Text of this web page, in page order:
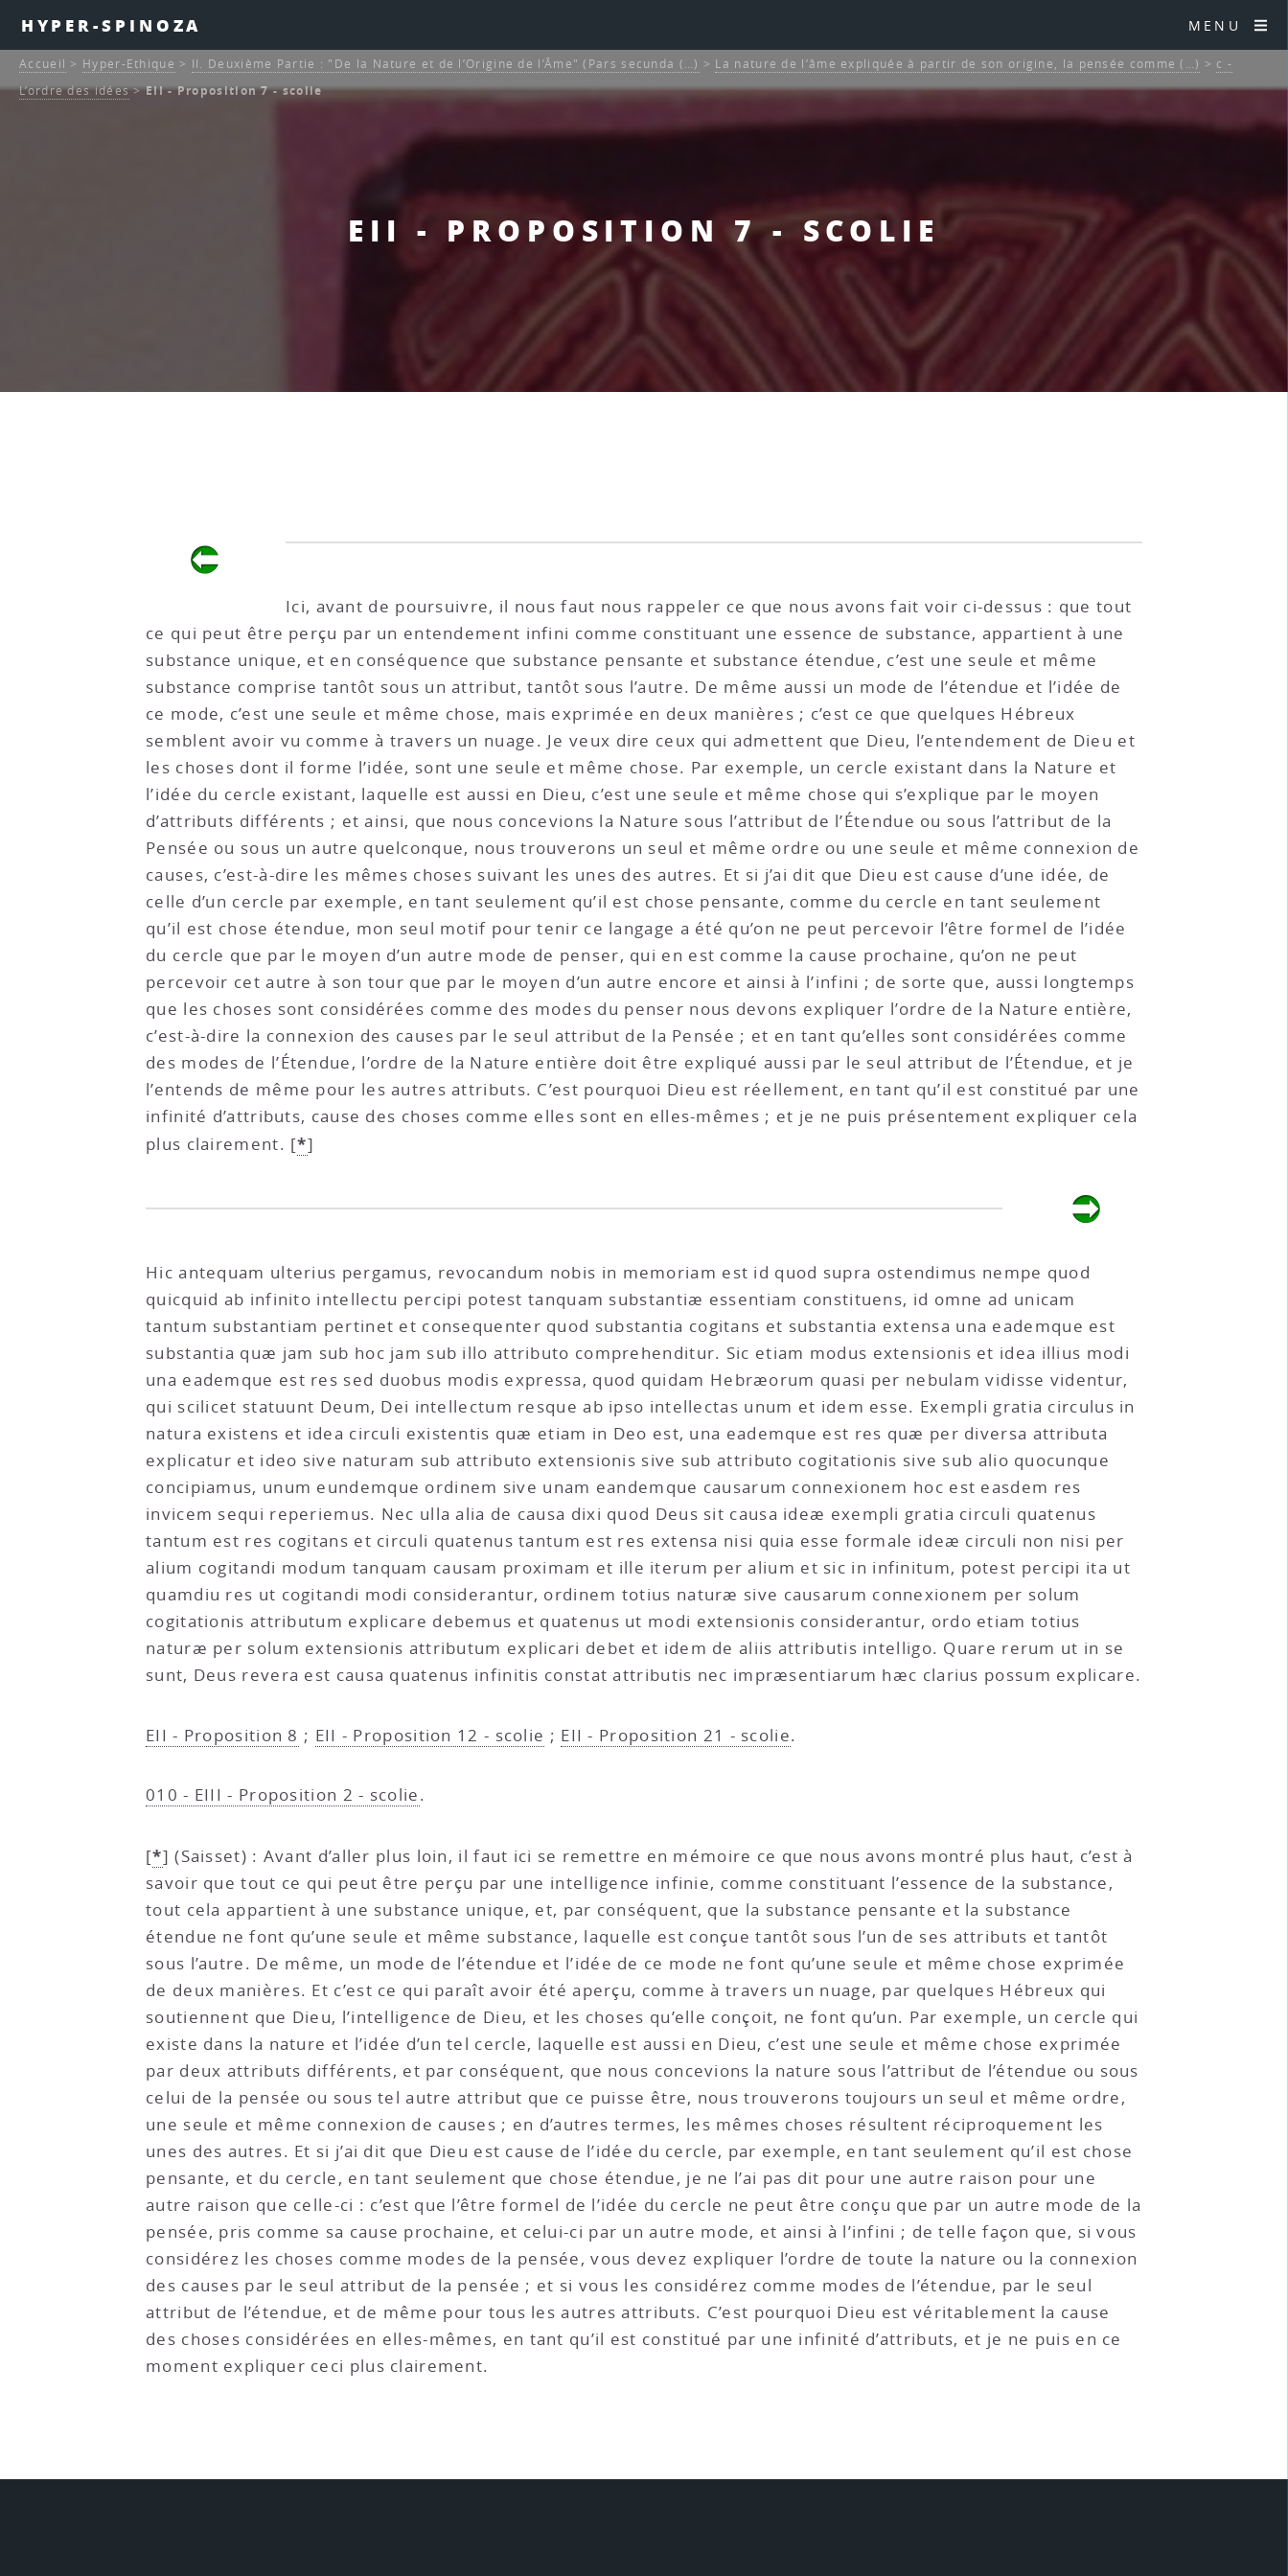
HYPER-SPINOZA MENU
EII - PROPOSITION 7 - SCOLIE
Accueil > Hyper-Ethique > II. Deuxième Partie : "De la Nature et de l’Origine de l’Âme" (Pars secunda (…) > La nature de l’âme expliquée à partir de son origine, la pensée comme (…) > c -
L’ordre des idées>EII - Proposition 7 - scolie
Ici, avant de poursuivre, il nous faut nous rappeler ce que nous avons fait voir ci-dessus : que tout
ce qui peut être perçu par un entendement infini comme constituant une essence de substance, appartient à une
substance unique, et en conséquence que substance pensante et substance étendue, c’est une seule et même
substance comprise tantôt sous un attribut, tantôt sous l’autre. De même aussi un mode de l’étendue et l’idée de
ce mode, c’est une seule et même chose, mais exprimée en deux manières ; c’est ce que quelques Hébreux
semblent avoir vu comme à travers un nuage. Je veux dire ceux qui admettent que Dieu, l’entendement de Dieu et
les choses dont il forme l’idée, sont une seule et même chose. Par exemple, un cercle existant dans la Nature et
l’idée du cercle existant, laquelle est aussi en Dieu, c’est une seule et même chose qui s’explique par le moyen
d’attributs différents ; et ainsi, que nous concevions la Nature sous l’attribut de l’Étendue ou sous l’attribut de la
Pensée ou sous un autre quelconque, nous trouverons un seul et même ordre ou une seule et même connexion de
causes, c’est-à-dire les mêmes choses suivant les unes des autres. Et si j’ai dit que Dieu est cause d’une idée, de
celle d’un cercle par exemple, en tant seulement qu’il est chose pensante, comme du cercle en tant seulement
qu’il est chose étendue, mon seul motif pour tenir ce langage a été qu’on ne peut percevoir l’être formel de l’idée
du cercle que par le moyen d’un autre mode de penser, qui en est comme la cause prochaine, qu’on ne peut
percevoir cet autre à son tour que par le moyen d’un autre encore et ainsi à l’infini ; de sorte que, aussi longtemps
que les choses sont considérées comme des modes du penser nous devons expliquer l’ordre de la Nature entière,
c’est-à-dire la connexion des causes par le seul attribut de la Pensée ; et en tant qu’elles sont considérées comme
des modes de l’Étendue, l’ordre de la Nature entière doit être expliqué aussi par le seul attribut de l’Étendue, et je
l’entends de même pour les autres attributs. C’est pourquoi Dieu est réellement, en tant qu’il est constitué par une
infinité d’attributs, cause des choses comme elles sont en elles-mêmes ; et je ne puis présentement expliquer cela
plus clairement. [*]
Hic antequam ulterius pergamus, revocandum nobis in memoriam est id quod supra ostendimus nempe quod
quicquid ab infinito intellectu percipi potest tanquam substantiæ essentiam constituens, id omne ad unicam
tantum substantiam pertinet et consequenter quod substantia cogitans et substantia extensa una eademque est
substantia quæ jam sub hoc jam sub illo attributo comprehenditur. Sic etiam modus extensionis et idea illius modi
una eademque est res sed duobus modis expressa, quod quidam Hebræorum quasi per nebulam vidisse videntur,
qui scilicet statuunt Deum, Dei intellectum resque ab ipso intellectas unum et idem esse. Exempli gratia circulus in
natura existens et idea circuli existentis quæ etiam in Deo est, una eademque est res quæ per diversa attributa
explicatur et ideo sive naturam sub attributo extensionis sive sub attributo cogitationis sive sub alio quocunque
concipiamus, unum eundemque ordinem sive unam eandemque causarum connexionem hoc est easdem res
invicem sequi reperiemus. Nec ulla alia de causa dixi quod Deus sit causa ideæ exempli gratia circuli quatenus
tantum est res cogitans et circuli quatenus tantum est res extensa nisi quia esse formale ideæ circuli non nisi per
alium cogitandi modum tanquam causam proximam et ille iterum per alium et sic in infinitum, potest percipi ita ut
quamdiu res ut cogitandi modi considerantur, ordinem totius naturæ sive causarum connexionem per solum
cogitationis attributum explicare debemus et quatenus ut modi extensionis considerantur, ordo etiam totius
naturæ per solum extensionis attributum explicari debet et idem de aliis attributis intelligo. Quare rerum ut in se
sunt, Deus revera est causa quatenus infinitis constat attributis nec impræsentiarum hæc clarius possum explicare.
EII - Proposition 8 ; EII - Proposition 12 - scolie ; EII - Proposition 21 - scolie.
010 - EIII - Proposition 2 - scolie.
[*](Saisset) : Avant d’aller plus loin, il faut ici se remettre en mémoire ce que nous avons montré plus haut, c’est à
savoir que tout ce qui peut être perçu par une intelligence infinie, comme constituant l’essence de la substance,
tout cela appartient à une substance unique, et, par conséquent, que la substance pensante et la substance
étendue ne font qu’une seule et même substance, laquelle est conçue tantôt sous l’un de ses attributs et tantôt
sous l’autre. De même, un mode de l’étendue et l’idée de ce mode ne font qu’une seule et même chose exprimée
de deux manières. Et c’est ce qui paraît avoir été aperçu, comme à travers un nuage, par quelques Hébreux qui
soutiennent que Dieu, l’intelligence de Dieu, et les choses qu’elle conçoit, ne font qu’un. Par exemple, un cercle qui
existe dans la nature et l’idée d’un tel cercle, laquelle est aussi en Dieu, c’est une seule et même chose exprimée
par deux attributs différents, et par conséquent, que nous concevions la nature sous l’attribut de l’étendue ou sous
celui de la pensée ou sous tel autre attribut que ce puisse être, nous trouverons toujours un seul et même ordre,
une seule et même connexion de causes ; en d’autres termes, les mêmes choses résultent réciproquement les
unes des autres. Et si j’ai dit que Dieu est cause de l’idée du cercle, par exemple, en tant seulement qu’il est chose
pensante, et du cercle, en tant seulement que chose étendue, je ne l’ai pas dit pour une autre raison pour une
autre raison que celle-ci : c’est que l’être formel de l’idée du cercle ne peut être conçu que par un autre mode de la
pensée, pris comme sa cause prochaine, et celui-ci par un autre mode, et ainsi à l’infini ; de telle façon que, si vous
considérez les choses comme modes de la pensée, vous devez expliquer l’ordre de toute la nature ou la connexion
des causes par le seul attribut de la pensée ; et si vous les considérez comme modes de l’étendue, par le seul
attribut de l’étendue, et de même pour tous les autres attributs. C’est pourquoi Dieu est véritablement la cause
des choses considérées en elles-mêmes, en tant qu’il est constitué par une infinité d’attributs, et je ne puis en ce
moment expliquer ceci plus clairement.